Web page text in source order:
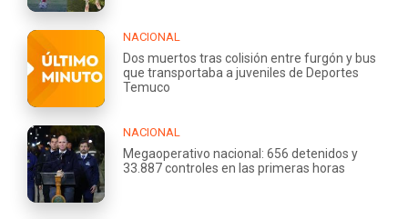
NACIONAL
Dos muertos tras colisión entre furgón y bus
que transportaba a juveniles de Deportes
Temuco
NACIONAL
Megaoperativo nacional: 656 detenidos y
33.887 controles en las primeras horas